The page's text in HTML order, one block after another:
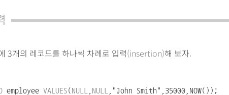
3개의 레코드를 하나씩 차례로 입력(insertion)해 보자.
employee VALUES( NULL NULL ,"John Smith",35000,NOW());